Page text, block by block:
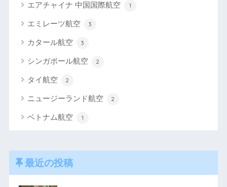
エアチャイナ 中国国際航空 1
エミレーツ航空 3
カタール航空 3
シンガポール航空 2
タイ航空 2
ニュージーランド航空 2
ベトナム航空 1
最近の投稿